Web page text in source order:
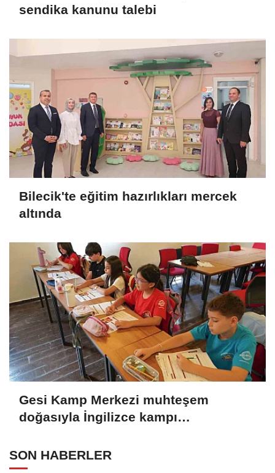
sendika kanunu talebi
Bilecik'te eğitim hazırlıkları mercek
altında
Gesi Kamp Merkezi muhteşem
doğasıyla İngilizce kampı
SON HABERLER